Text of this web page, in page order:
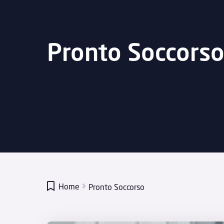
Pronto
 Home Pronto Soccorso